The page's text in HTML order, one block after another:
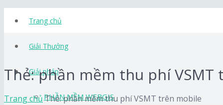
Trang chủ
Giải Thưởng
Giải pháp
PHẦN MỀM WEBGIS
Thẻ: phần mềm thu phí
Trang chủ Thẻ: phần mềm thu phí VSMT trên mobile